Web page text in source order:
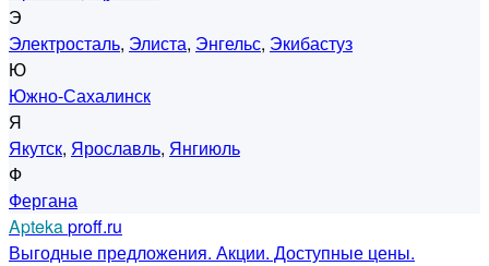
Э
Электросталь, Элиста, Энгельс, Экибастуз
Ю
Южно-Сахалинск
Я
Якутск, Ярославль, Янгиюль
Ф
Фергана
Aptekaproff.ru
Выгодные предложения. Акции. Доступные цены.